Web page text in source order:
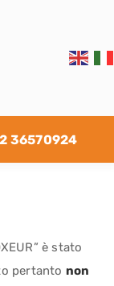
36570924
è stato
pertanto non